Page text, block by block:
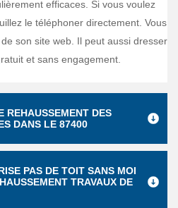
efficaces. Si vous voulez
le téléphoner directement. Vous
son site web. Il peut aussi dresser
et sans engagement.
REHAUSSEMENT DES
DANS LE 87400
PAS DE TOIT SANS MOI
TRAVAUX DE